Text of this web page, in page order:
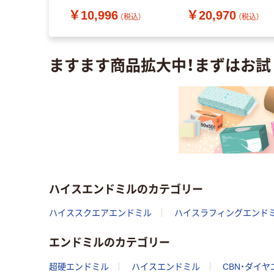
￥10,996 （税込） ￥20,970 （税込）
ますます商品拡大中！まずはお
ハイスエンドミルのカテゴリー
ハイススクエアエンドミル ハイスラフィングエンド
エンドミルのカテゴリー
超硬エンドミル ハイスエンドミル CBN・ダイ